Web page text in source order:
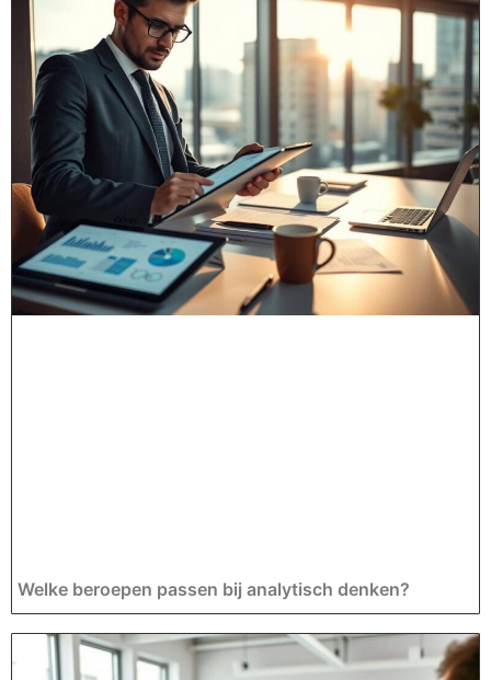
Welke beroepen passen bij analytisch denken?